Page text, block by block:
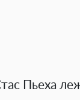
Пьеха